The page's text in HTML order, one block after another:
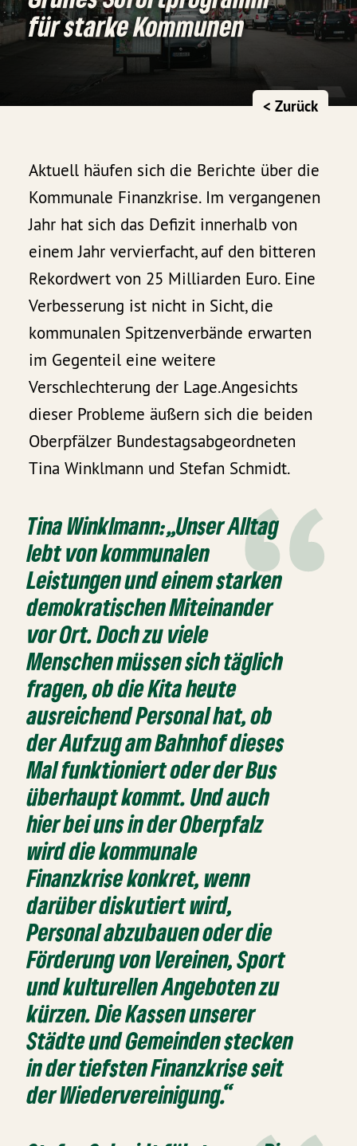
für starke Kommunen
< Zurück
Aktuell häufen sich die Berichte über die
Kommunale Finanzkrise. Im vergangenen
Jahr hat sich das Defizit innerhalb von
einem Jahr vervierfacht, auf den bitteren
Rekordwert von 25 Milliarden Euro. Eine
Verbesserung ist nicht in Sicht, die
kommunalen Spitzenverbände erwarten
im Gegenteil eine weitere
Verschlechterung der Lage.‌‌Angesichts
dieser Probleme äußern sich die beiden
Oberpfälzer Bundestagsabgeordneten
Tina Winklmann und Stefan Schmidt.
Tina Winklmann:‌‌„Unser Alltag
lebt von kommunalen
Leistungen und einem starken
demokratischen Miteinander
vor Ort. Doch zu viele
Menschen müssen sich täglich
fragen, ob die Kita heute
ausreichend Personal hat, ob
der Aufzug am Bahnhof dieses
Mal funktioniert oder der Bus
überhaupt kommt. Und auch
hier bei uns in der Oberpfalz
wird die kommunale
Finanzkrise konkret, wenn
darüber diskutiert wird,
Personal abzubauen oder die
Förderung von Vereinen, Sport
und kulturellen Angeboten zu
kürzen. Die Kassen unserer
Städte und Gemeinden stecken
in der tiefsten Finanzkrise seit
der Wiedervereinigung.“